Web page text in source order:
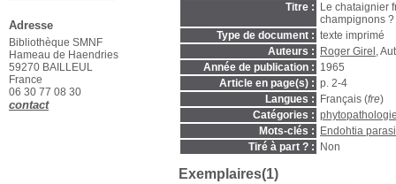
Titre :
Le chataignier
champignons ?
Type de document : texte imprimé
Auteurs :
Roger Girel ,
Année de publication : 1965
Article en page(s) : p. 2-4
Langues :
Français (fre)
Catégories :
Mots-clés :
Endohtia
Tiré à part ? :
Non
Exemplaires(1)
Adresse
Bibliothèque SMNF
Hameau de Haendries
59270 BAILLEUL
France
06 30 77 08 30
contact